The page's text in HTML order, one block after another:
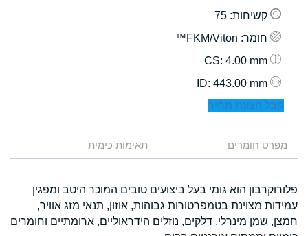
קשיחות: 75
חומר: FKM/Viton™
: 4.00 mm
: 443.00 mm
קבל הצעת מחיר
מפרט חומרים תאימות כימית
פלורוקרבון הוא גומי בעל ביצועים טובים המוכר היטב ומפגין
עמידות מצוינת בטמפרטורות גבוהות, אוזון, תנאי מזג אוויר,
חמצן, שמן מינרלי, דלקים, נוזלים הידראוליים, ארומתיים וחומרים